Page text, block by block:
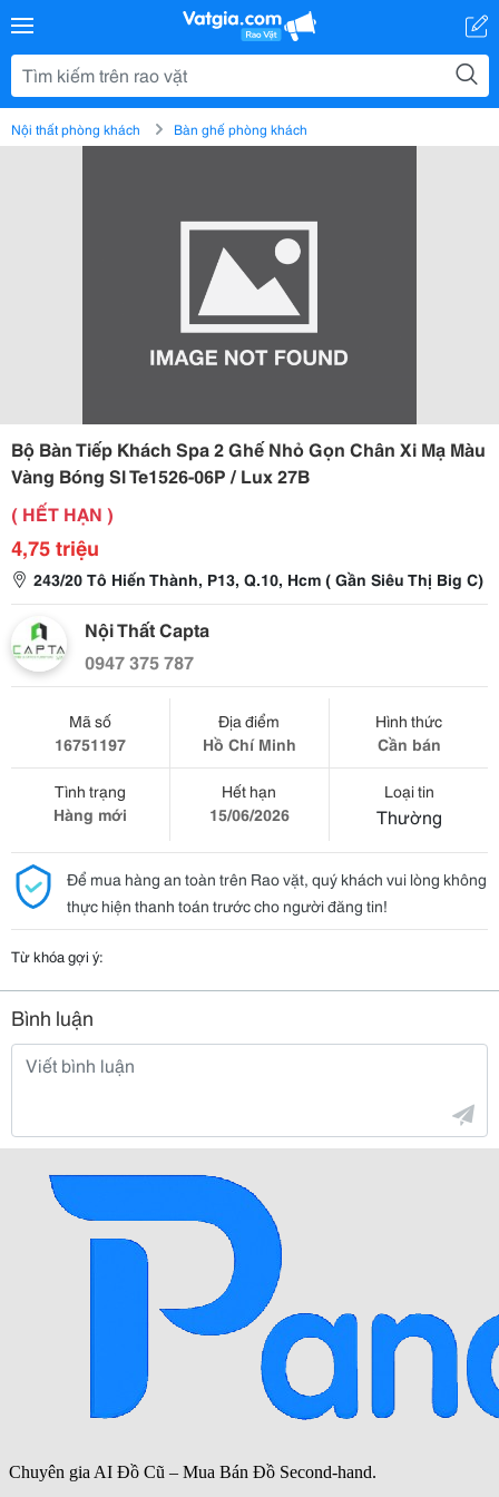
Nội thất phòng khách Bàn ghế phòng khách
Bộ Bàn Tiếp Khách Spa 2 Ghế Nhỏ Gọn Chân Xi Mạ Màu
Vàng Bóng Sl Te1526-06P / Lux 27B
( HẾT HẠN )
4,75 triệu
243/20 Tô Hiến Thành, P13, Q.10, Hcm ( Gần Siêu Thị Big C)
Nội Thất Capta
0947 375 787
Mã số
16751197
Địa điểm
Hồ Chí Minh
Hình thức
Cần bán
Tình trạng
Hàng mới
Hết hạn
15/06/2026
Loại tin
Thường
Để mua hàng an toàn trên Rao vặt, quý khách vui lòng không
thực hiện thanh toán trước cho người đăng tin!
Từ khóa gợi ý:
Bình luận